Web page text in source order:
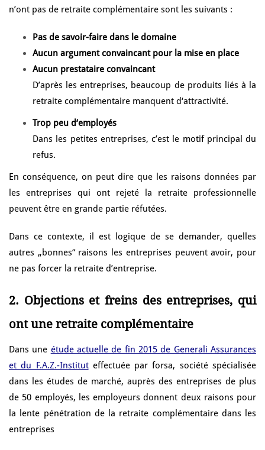
n’ont pas de retraite complémentaire sont les suivants :
Pas de savoir-faire dans le domaine
Aucun argument convaincant pour la mise en place
Aucun prestataire convaincant
D’après les entreprises, beaucoup de produits liés à la
retraite complémentaire manquent d‘attractivité.
Trop peu d‘employés
Dans les petites entreprises, c’est le motif principal du
refus.
En conséquence, on peut dire que les raisons données par
les entreprises qui ont rejeté la retraite professionnelle
peuvent être en grande partie réfutées.
Dans ce contexte, il est logique de se demander, quelles
autres „bonnes“ raisons les entreprises peuvent avoir, pour
ne pas forcer la retraite d’entreprise.
2. Objections et freins des entreprises, qui
ont une retraite complémentaire
Dans une étude actuelle de fin 2015 de Generali Assurances
et du F.A.Z.-Instituteffectuée par forsa, société spécialisée
dans les études de marché, auprès des entreprises de plus
de 50 employés, les employeurs donnent deux raisons pour
la lente pénétration de la retraite complémentaire dans les
entreprises